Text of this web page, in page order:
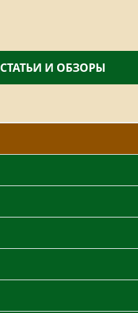
СТАТЬИ И ОБЗОРЫ